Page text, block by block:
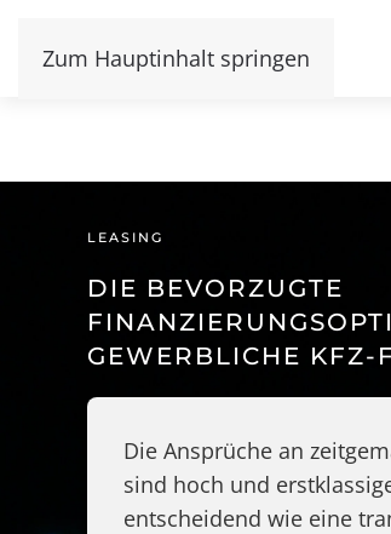
Zum Hauptinhalt springen
LEASING
DIE BEVORZUGTE
GEWERBLICHE KFZ-
Die Ansprüche an
sind hoch und
entscheidend wie eine